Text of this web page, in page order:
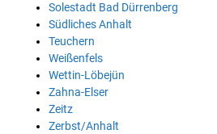
Solestadt Bad Dürrenberg
Südliches Anhalt
Teuchern
Weißenfels
Wettin-Löbejün
Zahna-Elser
Zeitz
Zerbst/Anhalt